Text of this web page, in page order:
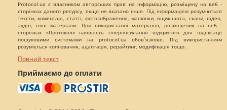
Protocol.ua є власником авторських прав на інформацію, розміщену на веб -
сторінках даного ресурсу, якщо не вказано інше. Під інформацією розуміються
тексти, коментарі, статті, фотозображення, малюнки, ящик-шота, скани, відео,
аудіо, інші матеріали. При використанні матеріалів, розміщених на веб -
сторінках «Протокол» наявність гіперпосилання відкритого для індексації
пошуковими системами на protocol.ua обов`язкове. Під використанням
розуміється копіювання, адаптація, рерайтинг, модифікація тощо.
Повний текст
Приймаємо до оплати